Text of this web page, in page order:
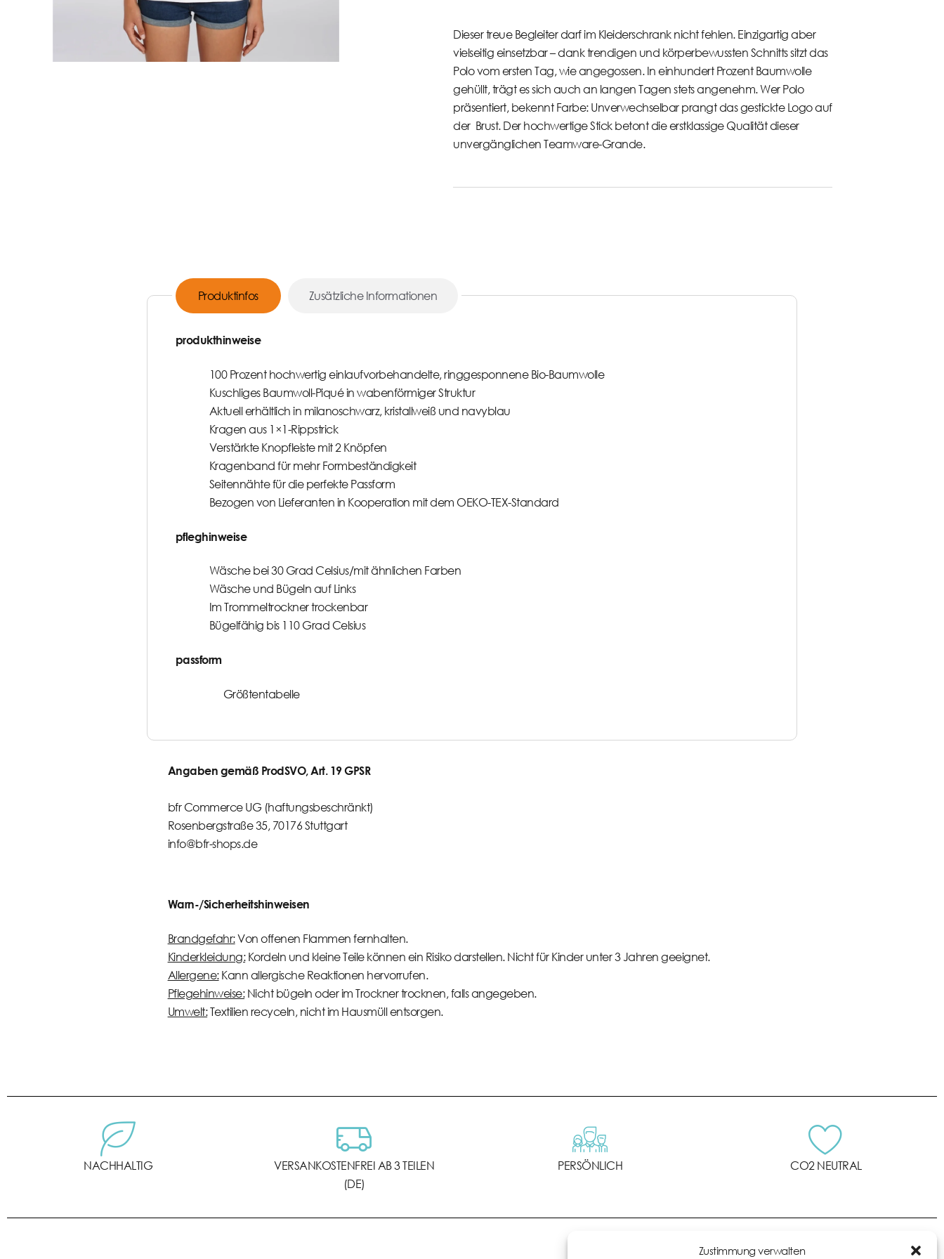
Zustimmung verwalten
Dieser treue Begleiter darf im Kleiderschrank nicht fehlen. Einzigartig aber
vielseitig einsetzbar – dank trendigen und körperbewussten Schnitts sitzt das
Polo vom ersten Tag, wie angegossen. In einhundert Prozent Baumwolle
gehüllt, trägt es sich auch an langen Tagen stets angenehm. Wer Polo
präsentiert, bekennt Farbe: Unverwechselbar prangt das gestickte Logo auf
der Brust. Der hochwertige Stick betont die erstklassige Qualität dieser
unvergänglichen Teamware-Grande.
Produktinfos Zusätzliche Informationen
produkthinweise
100 Prozent hochwertig einlaufvorbehandelte, ringgesponnene Bio-Baumwolle
Kuschliges Baumwoll-Piqué in wabenförmiger Struktur
Aktuell erhältlich in milanoschwarz, kristallweiß und navyblau
Kragen aus 1×1-Rippstrick
Verstärkte Knopfleiste mit 2 Knöpfen
Kragenband für mehr Formbeständigkeit
Seitennähte für die perfekte Passform
Bezogen von Lieferanten in Kooperation mit dem OEKO-TEX-Standard
pfleghinweise
Wäsche bei 30 Grad Celsius/mit ähnlichen Farben
Wäsche und Bügeln auf Links
Im Trommeltrockner trockenbar
Bügelfähig bis 110 Grad Celsius
passform
Größtentabelle
Angaben gemäß ProdSVO, Art. 19 GPSR
bfr Commerce UG (haftungsbeschränkt)
Rosenbergstraße 35, 70176 Stuttgart
info@bfr-shops.de
Warn-/Sicherheitshinweisen
Brandgefahr:Von offenen Flammen fernhalten.
Kinderkleidung:Kordeln und kleine Teile können ein Risiko darstellen. Nicht für Kinder unter 3 Jahren geeignet.
Allergene:Kann allergische Reaktionen hervorrufen.
Pflegehinweise:Nicht bügeln oder im Trockner trocknen, falls angegeben.
Umwelt:Textilien recyceln, nicht im Hausmüll entsorgen.
NACHHALTIG
VERSANKOSTENFREI AB 3 TEILEN
(DE)
PERSÖNLICH CO2 NEUTRAL